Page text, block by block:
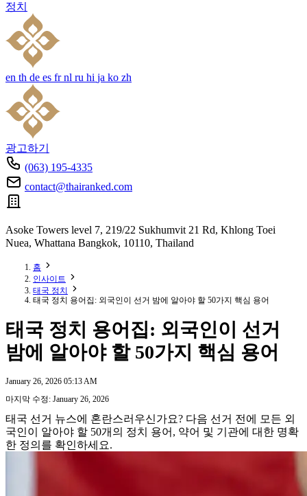
정치
en th de es fr nl ru hi ja ko zh
광고하기
(063) 195-4335
contact@thairanked.com
Asoke Towers level 7, 219/22 Sukhumvit 21 Rd, Khlong Toei
Nuea, Whattana Bangkok, 10110, Thailand
홈
인사이트
태국 정치
태국 정치 용어집: 외국인이 선거 밤에 알아야 할 50가지 핵심 용어
태국 정치 용어집: 외국인이 선거
밤에 알아야 할 50가지 핵심 용어
January 26, 2026 05:13 AM
마지막 수정: January 26, 2026
태국 선거 뉴스에 혼란스러우신가요? 다음 선거 전에 모든 외
국인이 알아야 할 50개의 정치 용어, 약어 및 기관에 대한 명확
한 정의를 확인하세요.